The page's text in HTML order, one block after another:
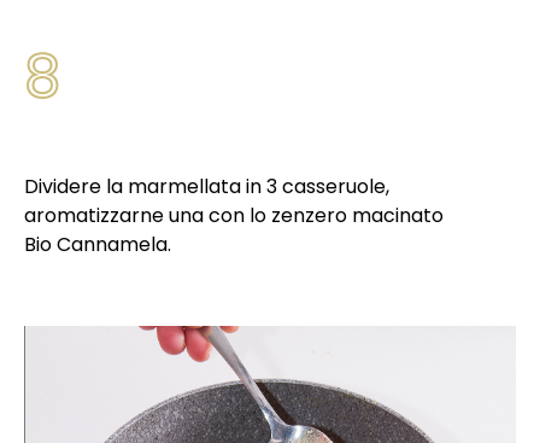
8
Dividere la marmellata in 3 casseruole,
aromatizzarne una con lo zenzero macinato
Bio Cannamela.